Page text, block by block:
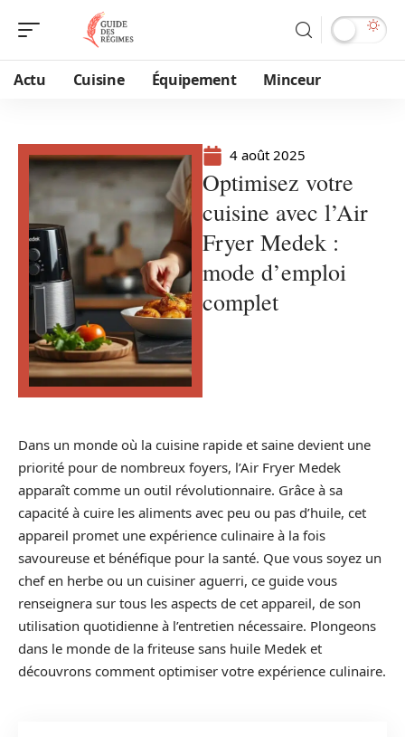
Actu Cuisine Équipement Minceur
4 août 2025
Optimisez votre
cuisine avec l’Air
Fryer Medek :
mode d’emploi
complet
Dans un monde où la cuisine rapide et saine devient une
priorité pour de nombreux foyers, l’Air Fryer Medek
apparaît comme un outil révolutionnaire. Grâce à sa
capacité à cuire les aliments avec peu ou pas d’huile, cet
appareil promet une expérience culinaire à la fois
savoureuse et bénéfique pour la santé. Que vous soyez un
chef en herbe ou un cuisiner aguerri, ce guide vous
renseignera sur tous les aspects de cet appareil, de son
utilisation quotidienne à l’entretien nécessaire. Plongeons
dans le monde de la friteuse sans huile Medek et
découvrons comment optimiser votre expérience culinaire.